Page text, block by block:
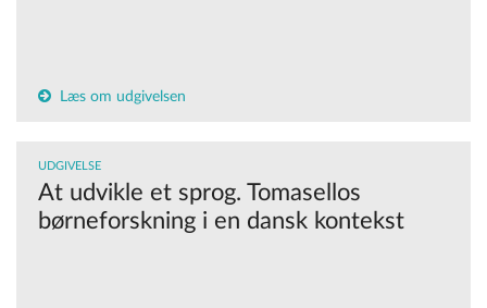
Læs om udgivelsen
UDGIVELSE
At udvikle et sprog. Tomasellos
børneforskning i en dansk kontekst